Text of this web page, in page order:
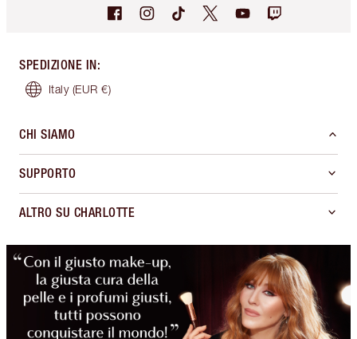
SPEDIZIONE IN:
Italy (EUR €)
CHI SIAMO
SUPPORTO
ALTRO SU CHARLOTTE